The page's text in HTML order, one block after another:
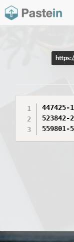
447425-
523842-
559801-